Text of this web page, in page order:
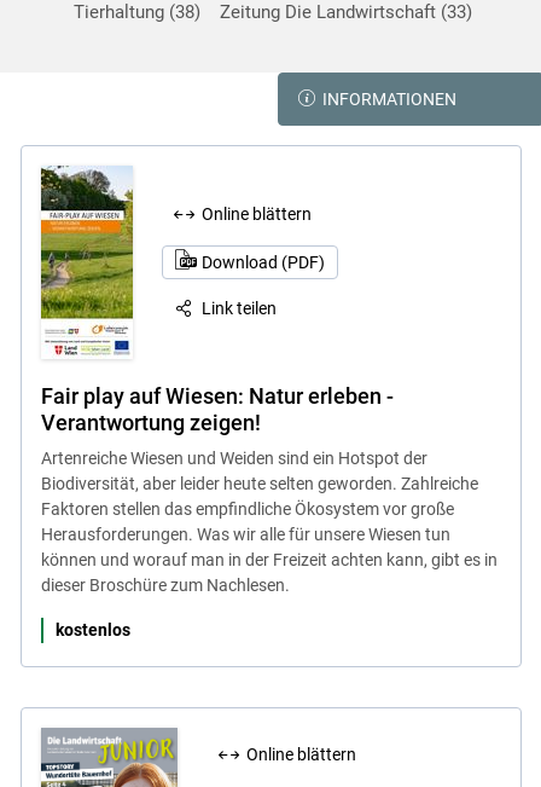
Tierhaltung 38 Zeitung Die Landwirtschaft 33
INFORMATIONEN
Online blättern
Download (PDF)
Link teilen
Fair play auf Wiesen: Natur erleben -
Verantwortung zeigen!
Artenreiche Wiesen und Weiden sind ein Hotspot der
Biodiversität, aber leider heute selten geworden. Zahlreiche
Faktoren stellen das empfindliche Ökosystem vor große
Herausforderungen. Was wir alle für unsere Wiesen tun
können und worauf man in der Freizeit achten kann, gibt es in
dieser Broschüre zum Nachlesen.
kostenlos
Online blättern